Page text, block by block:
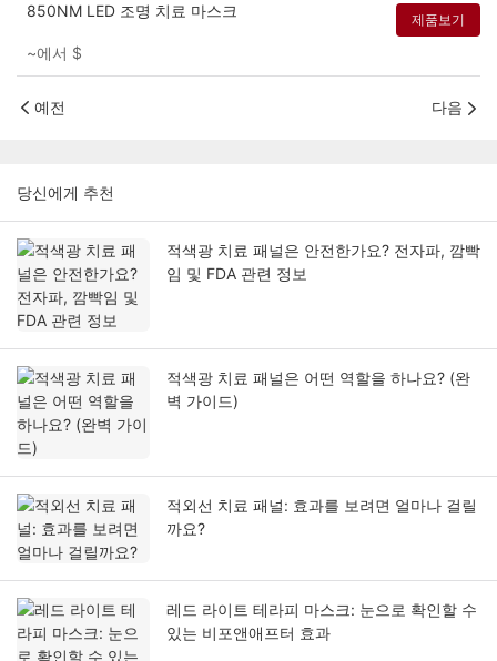
850NM LED 조명 치료 마스크
~에서 $
제품보기
예전 다음
당신에게 추천
적색광 치료 패널은 안전한가요? 전자파, 깜빡
임 및 FDA 관련 정보
적색광 치료 패널은 어떤 역할을 하나요? (완
벽 가이드)
적외선 치료 패널: 효과를 보려면 얼마나 걸릴
까요?
레드 라이트 테라피 마스크: 눈으로 확인할 수
있는 비포앤애프터 효과